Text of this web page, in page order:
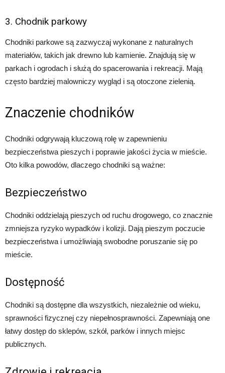
3. Chodnik parkowy
Chodniki parkowe są zazwyczaj wykonane z naturalnych
materiałów, takich jak drewno lub kamienie. Znajdują się w
parkach i ogrodach i służą do spacerowania i rekreacji. Mają
często bardziej malowniczy wygląd i są otoczone zielenią.
Znaczenie chodników
Chodniki odgrywają kluczową rolę w zapewnieniu
bezpieczeństwa pieszych i poprawie jakości życia w mieście.
Oto kilka powodów, dlaczego chodniki są ważne:
Bezpieczeństwo
Chodniki oddzielają pieszych od ruchu drogowego, co znacznie
zmniejsza ryzyko wypadków i kolizji. Dają pieszym poczucie
bezpieczeństwa i umożliwiają swobodne poruszanie się po
mieście.
Dostępność
Chodniki są dostępne dla wszystkich, niezależnie od wieku,
sprawności fizycznej czy niepełnosprawności. Zapewniają one
łatwy dostęp do sklepów, szkół, parków i innych miejsc
publicznych.